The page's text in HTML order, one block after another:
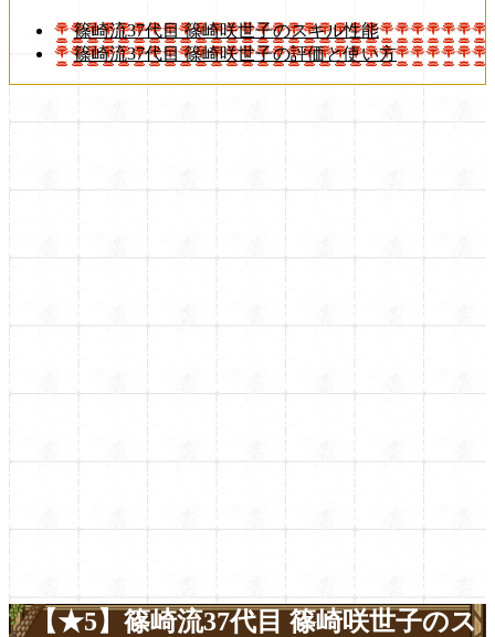
篠崎流37代目 篠崎咲世子のスキル性能
篠崎流37代目 篠崎咲世子の評価と使い方
【★5】篠崎流37代目 篠崎咲世子のス